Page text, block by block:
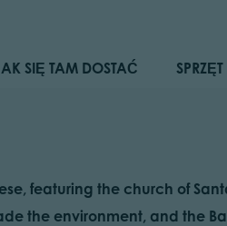
SIĘ TAM DOSTAĆ SPRZĘT
featuring the church of
the environment, and the